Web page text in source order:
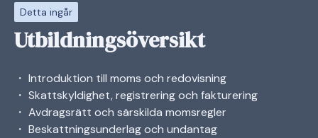
Detta ingår
Utbildningsöversikt
・ Introduktion till moms och redovisning
・ Skattskyldighet, registrering och fakturering
・ Avdragsrätt och särskilda momsregler
・ Beskattningsunderlag och undantag